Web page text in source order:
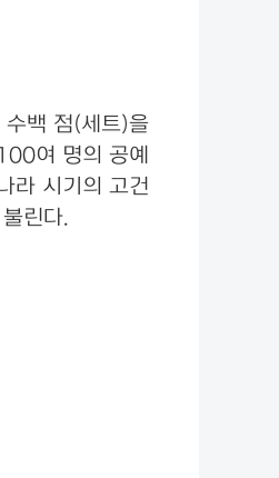
백 점(세트)을
여 명의 공예
라 시기의 고건
린다.